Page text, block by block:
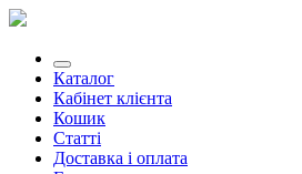
Каталог
Кабінет клієнта
Кошик
Статті
Доставка і оплата